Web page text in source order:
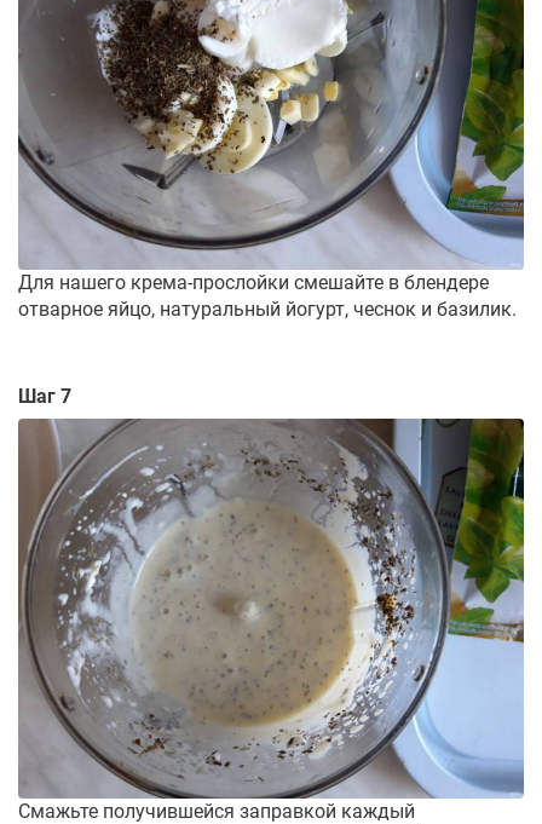
Для нашего крема-прослойки смешайте в блендере
отварное яйцо, натуральный йогурт, чеснок и базилик.
Шаг 7
Смажьте получившейся заправкой каждый